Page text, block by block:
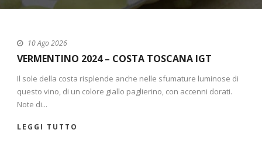
10 Ago 2026
VERMENTINO 2024 – COSTA TOSCANA IGT
Il sole della costa risplende anche nelle sfumature luminose di
questo vino, di un colore giallo paglierino, con accenni dorati.
Note di...
LEGGI TUTTO